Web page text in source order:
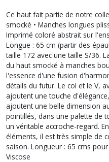
Ce haut fait partie de notre
smocké • Manches longues
Imprimé coloré abstrait sur
Longue : 65 cm (partir des
taille 172 avec une taille S/36.
du haut smocké à manches
l'essence d'une fusion
détails du futur. Le col et le V,
ajoutent une touche
ajoutent une belle dimension
pointillés, dans une palette de
un véritable accroche-regard.
éléments, il est très simple de
saison. Longueur : 65 cms
Viscose